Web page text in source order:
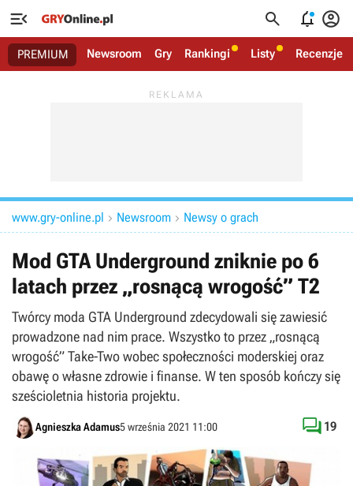
   
PREMIUM Newsroom Gry Rankingi Listy Recenzje
www.gry-online.pl  Newsroom  Newsy o grach
Mod GTA Underground zniknie po 6
latach przez „rosnącą wrogość” T2
Twórcy moda GTA Underground zdecydowali się zawiesić
prowadzone nad nim prace. Wszystko to przez „rosnącą
wrogość” Take-Two wobec społeczności moderskiej oraz
obawę o własne zdrowie i finanse. W ten sposób kończy się
sześcioletnia historia projektu.
Agnieszka Adamus5 września 2021 11:00  19